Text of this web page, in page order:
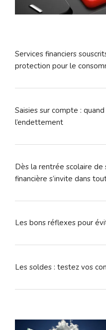
Services financiers
protection pour le
Saisies sur compte :
l’endettement
Dès la rentrée scolaire de
financière s’invite dans
Les bons réflexes pour
Les soldes : testez vos